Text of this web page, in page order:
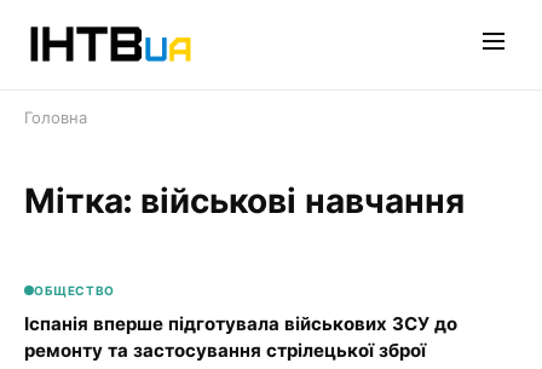
Головна
Мітка: військові навчання
ОБЩЕСТВО
Іспанія вперше підготувала військових ЗСУ до
ремонту та застосування стрілецької зброї